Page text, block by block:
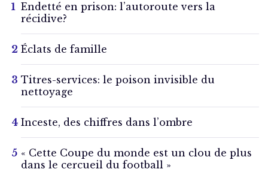
Endetté en prison: l’autoroute vers la
récidive?
Éclats de famille
Titres-services: le poison invisible du
nettoyage
Inceste, des chiffres dans l’ombre
« Cette Coupe du monde est un clou de plus
dans le cercueil du football »